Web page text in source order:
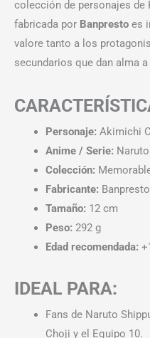
colección de personajes de
fabricada por Banpresto es
valore tanto a los
secundarios que dan alma
Personaje: Akimichi
Anime / Serie:
Colección:
Fabricante: Banpresto
Tamaño: 12 cm
Peso: 292 g
Edad recomendada:
IDEAL PARA:
Fans de Naruto
Choji y el Equipo 10.